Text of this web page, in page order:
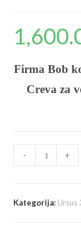
Firma Bob
Creva za
creva
- +
Kategorija: